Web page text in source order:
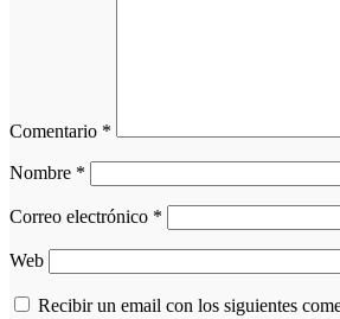
Comentario *
Nombre *
Correo electrónico *
Web
Recibir un email con los siguientes